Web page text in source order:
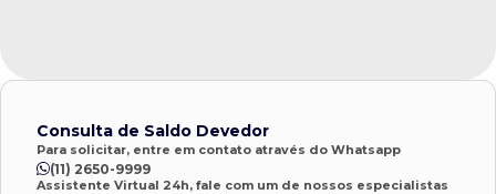
Consulta de Saldo Devedor
Para solicitar, entre em contato através do Whatsapp
(11) 2650-9999
Assistente Virtual 24h, fale com um de nossos especialistas